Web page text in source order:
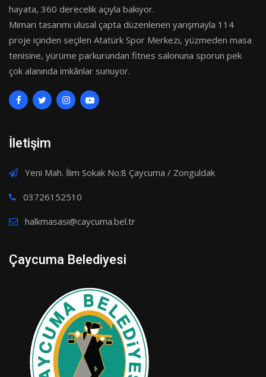
hayata, 360 derecelik açıyla bakıyor.
Mimari tasarımı ulusal çapta düzenlenen yarışmayla 114
proje içinden seçilen Atatürk Spor Merkezi, yüzmeden masa
tenisine, yürüme parkurundan fitnes salonuna sporun pek
çok alanında imkânlar sunuyor.
İletişim
Yeni Mah. İlim Sokak No:8 Çaycuma / Zonguldak
03726152510
halkmasasi@caycuma.bel.tr
Çaycuma Belediyesi